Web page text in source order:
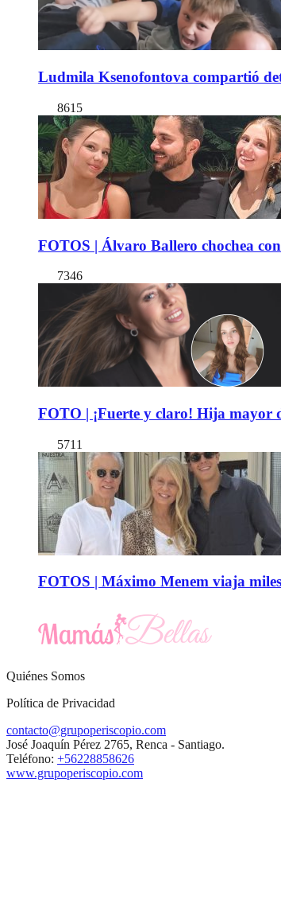
Ludmila Ksenofontova compartió
8615
FOTOS | Álvaro Ballero chochea
7346
FOTO | ¡Fuerte y claro! Hija mayor
5711
FOTOS | Máximo Menem viaja
Quiénes Somos
Política de Privacidad
contacto@grupoperiscopio.com
José Joaquín Pérez 2765, Renca - Santiago.
Teléfono: +56228858626
www.grupoperiscopio.com